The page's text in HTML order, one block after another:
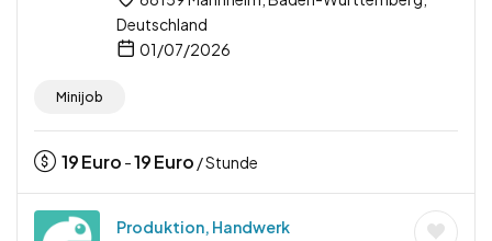
Deutschland
01/07/2026
Minijob
19Euro -19Euro / Stunde
Produktion, Handwerk